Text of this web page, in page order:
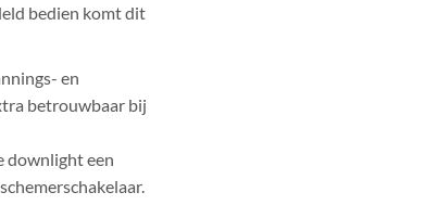
bedien komt dit
en
betrouwbaar bij
downlight een